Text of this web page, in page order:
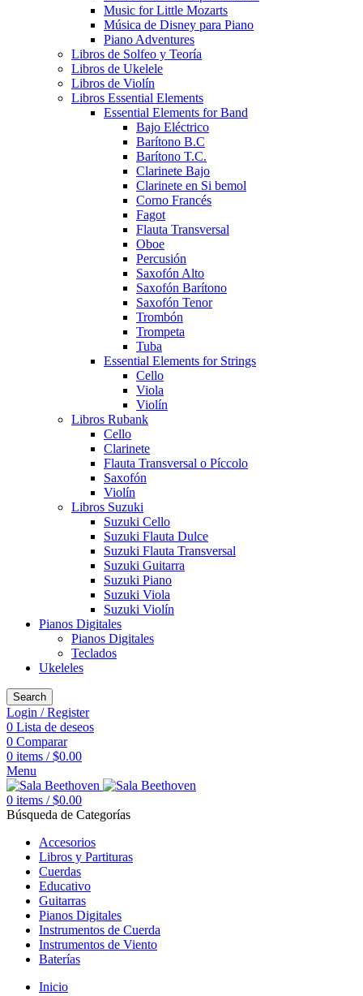
Music for Little Mozarts
Música de Disney para Piano
Piano Adventures
Libros de Solfeo y Teoría
Libros de Ukelele
Libros de Violín
Libros Essential Elements
Essential Elements for Band
Bajo Eléctrico
Barítono B.C
Barítono T.C.
Clarinete Bajo
Clarinete en Si bemol
Corno Francés
Fagot
Flauta Transversal
Oboe
Percusión
Saxofón Alto
Saxofón Barítono
Saxofón Tenor
Trombón
Trompeta
Tuba
Essential Elements for Strings
Cello
Viola
Violín
Libros Rubank
Cello
Clarinete
Flauta Transversal o Píccolo
Saxofón
Violín
Libros Suzuki
Suzuki Cello
Suzuki Flauta Dulce
Suzuki Flauta Transversal
Suzuki Guitarra
Suzuki Piano
Suzuki Viola
Suzuki Violín
Pianos Digitales
Pianos Digitales
Teclados
Ukeleles
Search
Login / Register
0 Lista de deseos
0 Comparar
0 items / $0.00
Menu
0 items / $0.00
Búsqueda de Categorías
Accesorios
Libros y Partituras
Cuerdas
Educativo
Guitarras
Pianos Digitales
Instrumentos de Cuerda
Instrumentos de Viento
Baterías
Inicio